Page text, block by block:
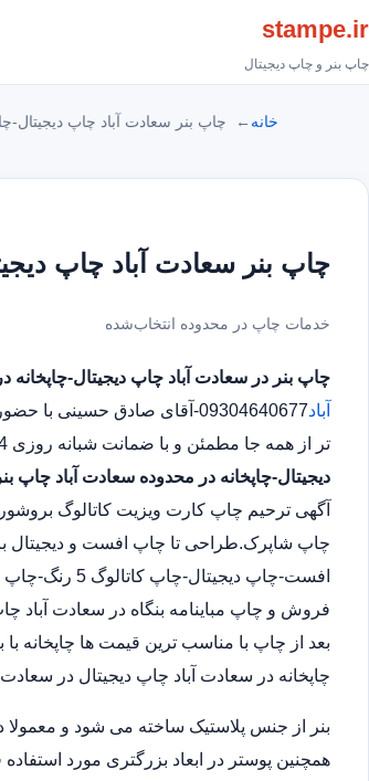
stampe.ir
چاپ بنر و چاپ دیجیتال
خانه چاپ بنر سعادت آباد چاپ دیجیتال-
چاپ بنر سعادت آباد چاپ
خدمات چاپ در محدوده انتخاب‌شده
چاپ بنر در سعادت آباد چاپ دیجیتال-چاپخانه
آباد
09304640677-آقای صادق
تر از همه جا مطمئن و با ضمانت شبانه روزی 24 ساعت حتی در روز های تعطیل چاپ بنر در محدوده سعادت آباد
دیجیتال-چاپخانه در محدوده سعادت آباد چاپ
آگهی ترحیم چاپ کارت ویزیت کاتالوگ
چاپ شاپرک.طراحی تا چاپ افست و دیجیتال
افست-چاپ
فروش و چاپ مباینامه بنگاه در سعادت آباد
بعد از چاپ با مناسب ترین قیمت ها
چاپخانه در سعادت آباد چاپ دیجیتال در
بنر از جنس پلاستیک ساخته می شود و
همچنین پوستر در ابعاد بزرگتری مورد